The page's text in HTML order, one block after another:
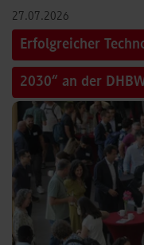
27.07.2026
Erfolgreicher
2030“ an der